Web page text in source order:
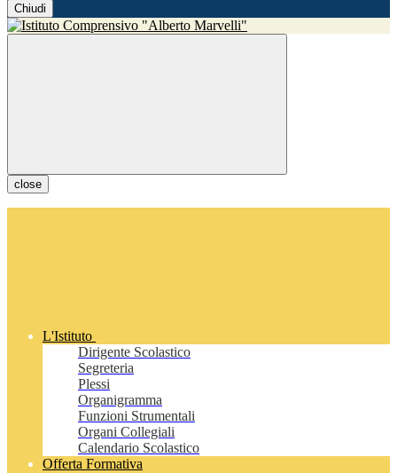
Chiudi
close
L'Istituto
Dirigente Scolastico
Segreteria
Plessi
Organigramma
Funzioni Strumentali
Organi Collegiali
Calendario Scolastico
Offerta Formativa